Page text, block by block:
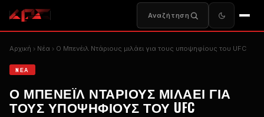
Αναζήτηση
Αρχική Nέα Ο Μπενέιλ Ντάριους μιλάει για τους υποψηφίους του UFC
NΈΑ
Ο ΜΠΕΝΈΙΛ ΝΤΆΡΙΟΥΣ ΜΙΛΆΕΙ ΓΙΑ
ΤΟΥΣ ΥΠΟΨΗΦΊΟΥΣ ΤΟΥ UFC